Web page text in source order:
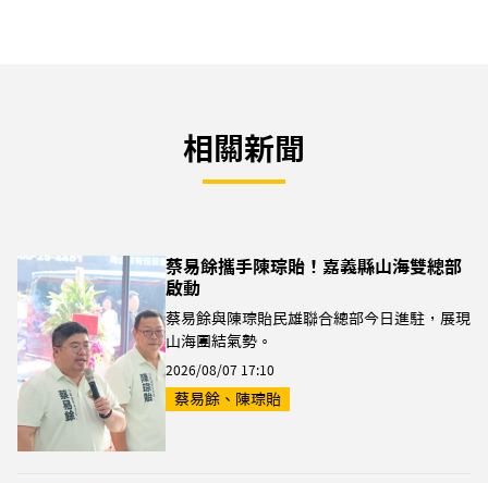
相關新聞
蔡易餘攜手陳琮貽！嘉義縣山海雙總部
啟動
蔡易餘與陳琮貽民雄聯合總部今日進駐，展現
山海團結氣勢。
2026/08/07 17:10
蔡易餘、陳琮貽